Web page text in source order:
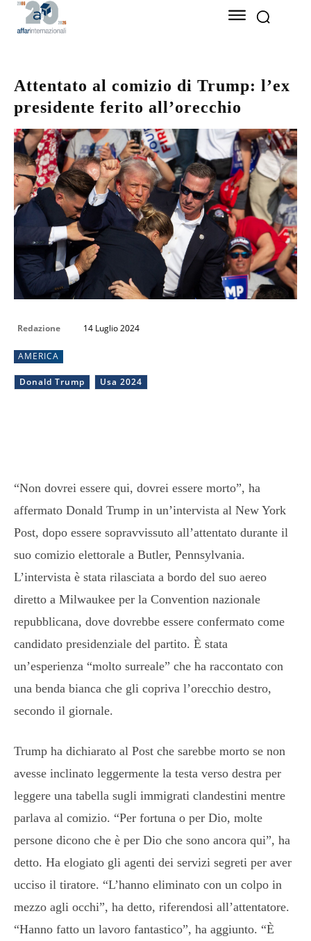
Attentato al comizio di Trump: l’ex
presidente ferito all’orecchio
Redazione 14 Luglio 2024
AMERICA
Donald Trump Usa 2024
“Non dovrei essere qui, dovrei essere morto”, ha
affermato Donald Trump in un’intervista al New York
Post, dopo essere sopravvissuto all’attentato durante il
suo comizio elettorale a Butler, Pennsylvania.
L’intervista è stata rilasciata a bordo del suo aereo
diretto a Milwaukee per la Convention nazionale
repubblicana, dove dovrebbe essere confermato come
candidato presidenziale del partito. È stata
un’esperienza “molto surreale” che ha raccontato con
una benda bianca che gli copriva l’orecchio destro,
secondo il giornale.
Trump ha dichiarato al Post che sarebbe morto se non
avesse inclinato leggermente la testa verso destra per
leggere una tabella sugli immigrati clandestini mentre
parlava al comizio. “Per fortuna o per Dio, molte
persone dicono che è per Dio che sono ancora qui”, ha
detto. Ha elogiato gli agenti dei servizi segreti per aver
ucciso il tiratore. “L’hanno eliminato con un colpo in
mezzo agli occhi”, ha detto, riferendosi all’attentatore.
“Hanno fatto un lavoro fantastico”, ha aggiunto. “È